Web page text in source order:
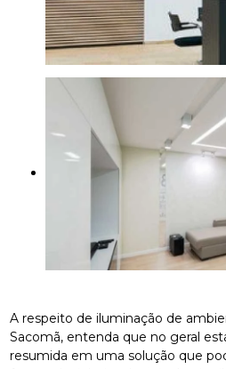
A respeito de iluminação de
Sacomã, entenda que no geral
resumida em uma solução que